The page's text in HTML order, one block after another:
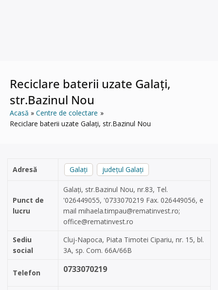
Reciclare baterii uzate Galați,
str.Bazinul Nou
Acasă
Centre de colectare
Reciclare baterii uzate Galați, str.Bazinul Nou
Adresă Galați județul Galați
Punct de
lucru
Galați, str.Bazinul Nou, nr.83, Tel.
'026449055, '0733070219 Fax. 026449056, e
mail mihaela.timpau@rematinvest.ro;
office@rematinvest.ro
Sediu
social
Cluj-Napoca, Piata Timotei Cipariu, nr. 15, bl.
3A, sp. Com. 66A/66B
Telefon 0733070219